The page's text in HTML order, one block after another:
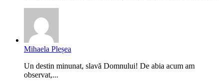
Mihaela Pleșea
Un destin minunat, slavă Domnului! De abia acum am
observat,...